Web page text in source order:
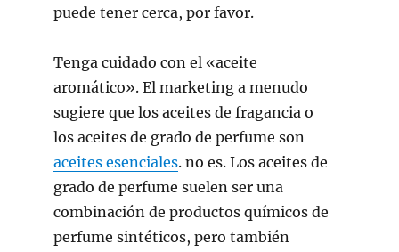
puede tener cerca, por favor.
Tenga cuidado con el «aceite
aromático». El marketing a menudo
sugiere que los aceites de fragancia o
los aceites de grado de perfume son
aceites esenciales. no es. Los aceites de
grado de perfume suelen ser una
combinación de productos químicos de
perfume sintéticos, pero también